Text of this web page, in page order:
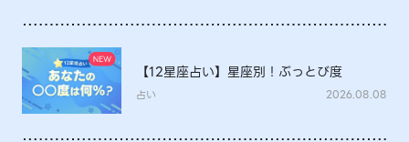
【12星座占い】星座別！ぶっとび度
占い 2026.08.08